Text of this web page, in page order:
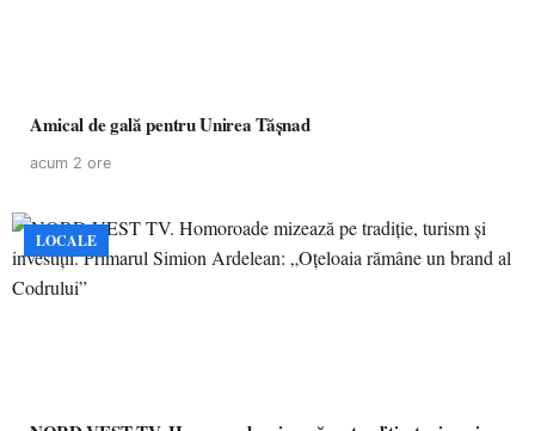
Amical de gală pentru Unirea Tășnad
acum 2 ore
LOCALE